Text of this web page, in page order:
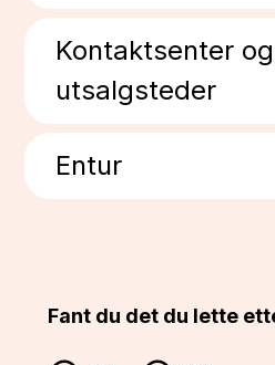
Kontaktsenter og
utsalgsteder
Entur
Fant du det du lette